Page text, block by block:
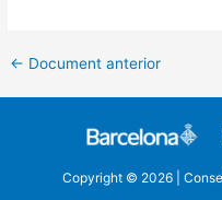
← Document anterior
Copyright © 2026 |